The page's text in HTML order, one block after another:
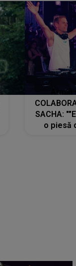
SACHA:
o piesă